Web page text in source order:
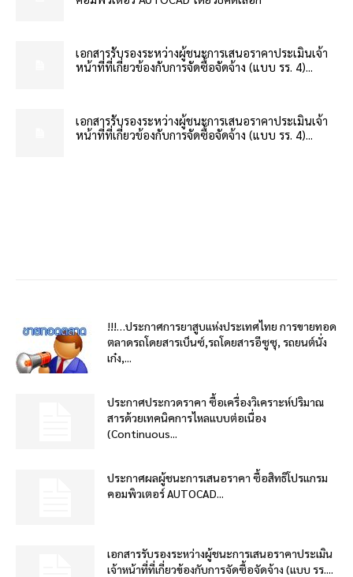
เอกสารรับรองระหว่างผู้ชนะการเสนอราคาประเมินเจ้า
หน้าที่ที่เกี่ยวข้องกับการจัดซื้อจัดจ้าง (แบบ รร. 4)...
เอกสารรับรองระหว่างผู้ชนะการเสนอราคาประเมินเจ้า
หน้าที่ที่เกี่ยวข้องกับการจัดซื้อจัดจ้าง (แบบ รร. 4)...
!!!…ประกาศการยาสูบแห่งประเทศไทย การขายทอด
ตลาดรถโดยสารเบ็นซ์,รถโดยสารอีซูซุ, รถยนต์นั่ง
เก๋ง,...
ประกาศประกวดราคา ซื้อเครื่องวิเคราะห์ปริมาณ
สารด้วยเทคนิคการไหลแบบต่อเนื่อง
(Continuous...
ประกาศผลผู้ชนะการเสนอราคา ซื้อสิทธิโปรแกรม
คอมพิวเตอร์ AUTOCAD...
เอกสารรับรองระหว่างผู้ชนะการเสนอราคาประเมิน
เจ้าหน้าที่ที่เกี่ยวข้องกับการจัดซื้อจัดจ้าง (แบบ รร....